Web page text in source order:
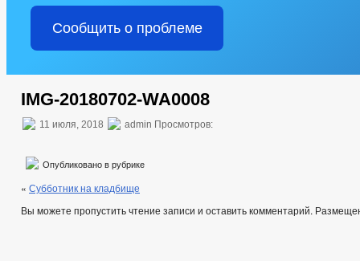
Сообщить о проблеме
IMG-20180702-WA0008
11 июля, 2018 admin Просмотров:
Опубликовано в рубрике
« Субботник на кладбище
Вы можете пропустить чтение записи и оставить комментарий.